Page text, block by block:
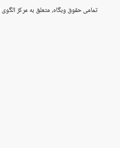
vahidتمامی حقوق وبگاه، متعلق به مرکز